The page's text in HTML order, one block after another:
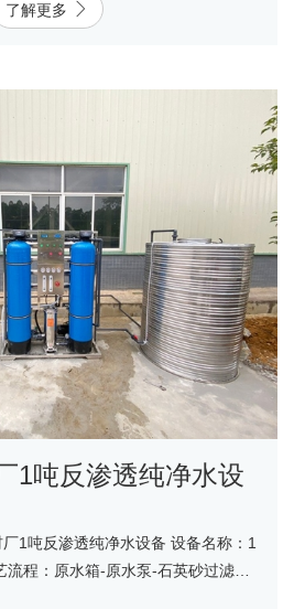
了解更多
1吨反渗透纯净水设
渗透纯净水设备 设备名称：1